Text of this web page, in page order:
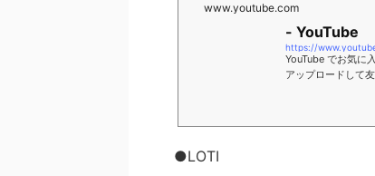
www.youtube.com
- YouTube
https://
YouTube でお気に
アップロードして
●LOTI